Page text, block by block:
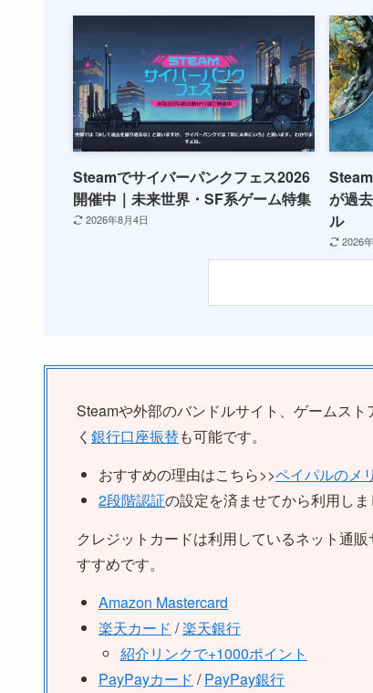
Steamでサイバーパンクフェス2026
開催中｜未来世界・SF系ゲーム特集
2026年8月4日
が過
ル
2026
Steamや外部のバンドルサイト、ゲームスト
く 銀行口座振替も可能です。
おすすめの理由はこちら>>ペイパルのメ
2段階認証の設定を済ませてから利用しま
クレジットカードは利用しているネット通
すすめです。
Amazon Mastercard
楽天カード /楽天銀行
紹介リンクで+1000ポイント
PayPayカード /PayPay銀行